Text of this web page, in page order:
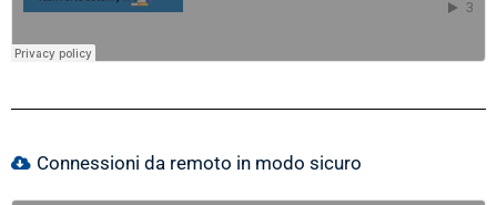
Connessioni da remoto in modo sicuro